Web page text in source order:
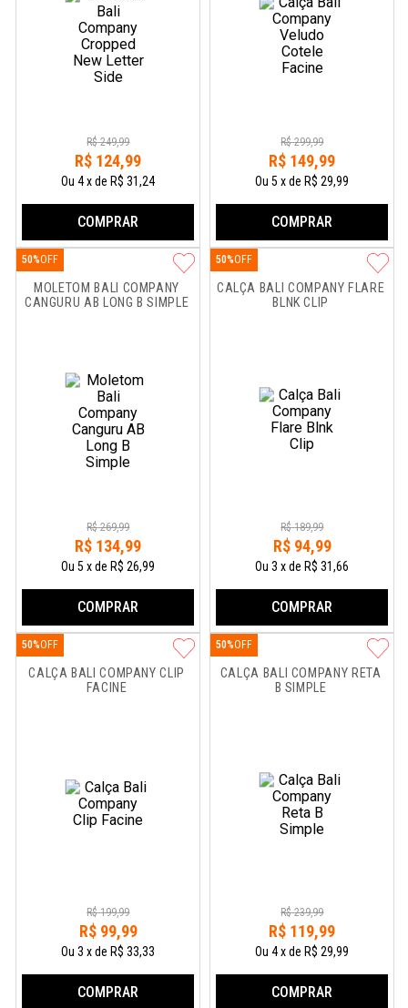
R$ 249,99
R$ 124,99
Ou4xde R$ 31,24
COMPRAR
R$ 299,99
R$ 149,99
Ou5 xde R$ 29,99
COMPRAR
MOLETOM BALI COMPANY
CANGURU AB LONG B SIMPLE
50%
R$ 269,99
R$ 134,99
Ou5 xde R$ 26,99
COMPRAR
CALÇA BALI COMPANY FLARE
BLNK CLIP
50%
R$ 189,99
R$ 94,99
Ou3 xde R$ 31,66
COMPRAR
CALÇA BALI COMPANY CLIP
FACINE
50%
R$ 199,99
R$ 99,99
Ou3 xde R$ 33,33
COMPRAR
CALÇA BALI COMPANY RETA
B SIMPLE
50%
R$ 239,99
R$ 119,99
Ou4xde R$ 29,99
COMPRAR